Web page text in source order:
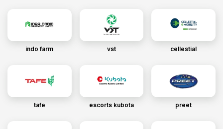
indo farm vst cellestial
tafe escorts kubota preet